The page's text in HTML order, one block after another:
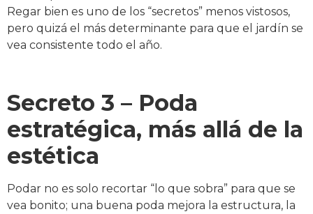
Regar bien es uno de los “secretos” menos vistosos,
pero quizá el más determinante para que el jardín se
vea consistente todo el año.
Secreto 3 – Poda
estratégica, más allá de la
estética
Podar no es solo recortar “lo que sobra” para que se
vea bonito; una buena poda mejora la estructura, la